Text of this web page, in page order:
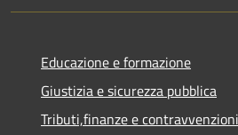
Educazione e formazione
Giustizia e sicurezza pubblica
Tributi,finanze e contravvenzioni